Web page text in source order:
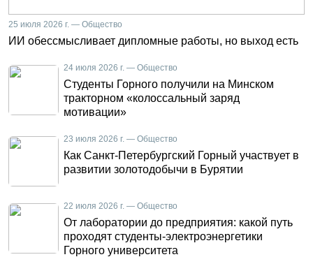
25 июля 2026 г. — Общество
ИИ обессмысливает дипломные работы, но выход есть
24 июля 2026 г. — Общество
Студенты Горного получили на Минском
тракторном «колоссальный заряд
мотивации»
23 июля 2026 г. — Общество
Как Санкт-Петербургский Горный участвует в
развитии золотодобычи в Бурятии
22 июля 2026 г. — Общество
От лаборатории до предприятия: какой путь
проходят студенты-электроэнергетики
Горного университета